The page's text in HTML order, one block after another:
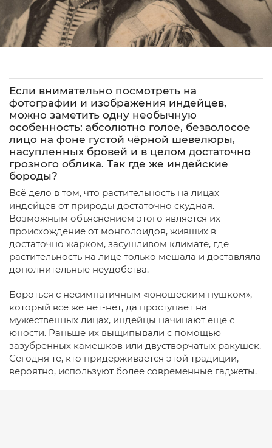
Если внимательно посмотреть на
фотографии и изображения индейцев,
можно заметить одну необычную
особенность: абсолютно голое, безволосое
лицо на фоне густой чёрной шевелюры,
насупленных бровей и в целом достаточно
грозного облика. Так где же индейские
бороды?
Всё дело в том, что растительность на лицах
индейцев от природы достаточно скудная.
Возможным объяснением этого является их
происхождение от монголоидов, живших в
достаточно жарком, засушливом климате, где
растительность на лице только мешала и доставляла
дополнительные неудобства.
Бороться с несимпатичным «юношеским пушком»,
который всё же нет-нет, да проступает на
мужественных лицах, индейцы начинают ещё с
юности. Раньше их выщипывали с помощью
зазубренных камешков или двустворчатых ракушек.
Сегодня те, кто придерживается этой традиции,
вероятно, используют более современные гаджеты.